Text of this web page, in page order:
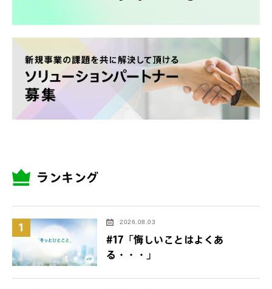
ランキング
1 2026.08.03
#17「悔しいことはよくあ
る・・・」